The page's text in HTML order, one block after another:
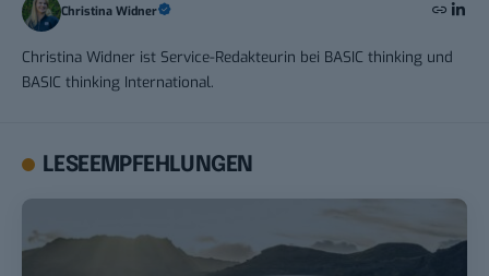
Christina Widner
Christina Widner ist Service-Redakteurin bei BASIC thinking und
BASIC thinking International.
LESEEMPFEHLUNGEN